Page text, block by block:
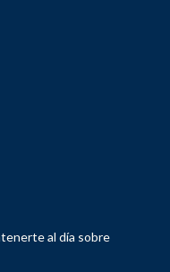
al día sobre